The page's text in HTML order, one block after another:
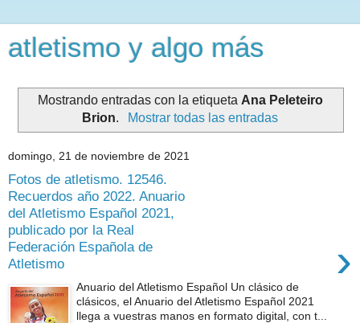
atletismo y algo más
Mostrando entradas con la etiqueta Ana Peleteiro
Brion. Mostrar todas las entradas
domingo, 21 de noviembre de 2021
Fotos de atletismo. 12546.
Recuerdos año 2022. Anuario
del Atletismo Español 2021,
publicado por la Real
Federación Española de
Atletismo
›
Anuario del Atletismo Español Un clásico de
clásicos, el Anuario del Atletismo Español 2021
llega a vuestras manos en formato digital, con t...